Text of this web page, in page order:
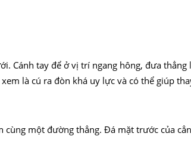
tay để ở vị trí ngang hông, đưa
là cú ra đòn khá uy lực và có thể giúp
một đường thẳng. Đá mặt trước của